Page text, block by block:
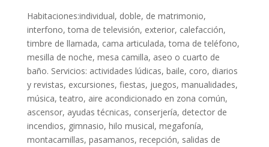
Habitaciones:individual, doble, de matrimonio,
interfono, toma de televisión, exterior, calefacción,
timbre de llamada, cama articulada, toma de teléfono,
mesilla de noche, mesa camilla, aseo o cuarto de
baño. Servicios: actividades lúdicas, baile, coro, diarios
y revistas, excursiones, fiestas, juegos, manualidades,
música, teatro, aire acondicionado en zona común,
ascensor, ayudas técnicas, conserjería, detector de
incendios, gimnasio, hilo musical, megafonía,
montacamillas, pasamanos, recepción, salidas de